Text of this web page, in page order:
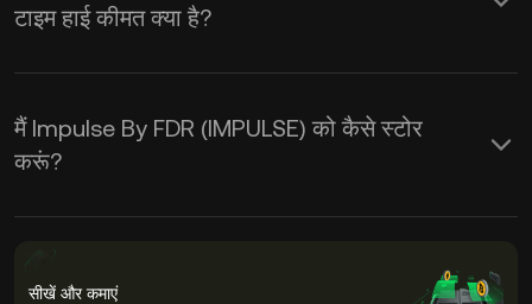
टाइम हाई कीमत क्या है?
मैं Impulse By FDR (IMPULSE) को कैसे स्टोर
करूं?
सीखें और कमाएं